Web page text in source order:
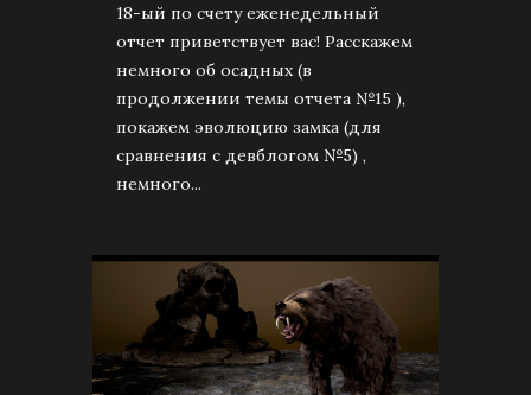
18-ый по счету еженедельный
отчет приветствует вас! Расскажем
немного об осадных (в
продолжении темы отчета №15 ),
покажем эволюцию замка (для
сравнения с девблогом №5) ,
немного...